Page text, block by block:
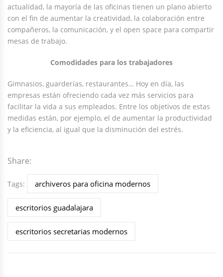
actualidad, la mayoría de las oficinas tienen un plano abierto
con el fin de aumentar la creatividad, la colaboración entre
compañeros, la comunicación, y el open space para compartir
mesas de trabajo.
Comodidades para los trabajadores
Gimnasios, guarderías, restaurantes… Hoy en día, las
empresas están ofreciendo cada vez más servicios para
facilitar la vida a sus empleados. Entre los objetivos de estas
medidas están, por ejemplo, el de aumentar la productividad
y la eficiencia, al igual que la disminución del estrés.
Share:
Tags: archiveros para oficina modernos
escritorios guadalajara
escritorios secretarias modernos